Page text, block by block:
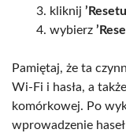
kliknij
wybierz
Pamiętaj, że ta
Wi-Fi i hasła, a
komórkowej. Po
wprowadzenie